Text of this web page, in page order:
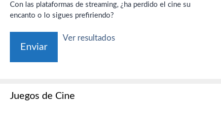
Con las plataformas de streaming, ¿ha perdido el cine su
encanto o lo sigues prefiriendo?
Ver resultados
Juegos de Cine